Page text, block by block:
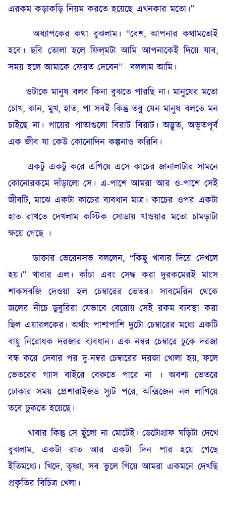
এরকম কড়াকড়ি নিয়ম করতে হয়েছে এখনকার মতো।”
অধ্যাপকের কথা বুঝলাম। “বেশ, আপনার কথামতোই
হবে। ছবি তোলা হলে ফিল্‌মটা আমি আপনাকেই দিয়ে যাব,
সময় হলে আমাকে ফেরত দেবেন”—বললাম আমি।
ওটাকে মানুষ বলব কিনা বুঝতে পারছি না। মানুষের মতো
চোখ, কান, মুখ, হাত, পা সবই কিন্তু তবু যেন মানুষ বলতে মন
চাইছে না। পায়ের পাতাগুলো বিরাট বিরাট। অদ্ভুত, অভূতপূর্ব
এক জীব যা কেউ কোনোদিন কল্পনাও করিনি।
একটু একটু করে এগিয়ে এসে কাচের জানালাটার সামনে
কোনোরকমে দাঁড়ালো সে। এ-পাশে আমরা আর ও-পাশে সেই
জীবটি, মাঝে একটা কাচের ব্যবধান মাত্র। কাচের ওপর একটা
হাত রাখতে দেখলাম কস্টিক সোডায় খাওয়ার মতো চামড়াটা
ক্ষয়ে গেছে ।
ডাক্তার ভেরেনসভ বললেন, “কিছু খাবার দিয়ে দেখলে
হয়।” খাবার এল। কাঁচা এবং সেদ্ধ করা দুরকমেরই মাংস
শাকসবজি দেওয়া হল চেম্বারের ভেতর। সাবমেরিন থেকে
জলের নীচে ডুবুরিরা যেভাবে বেরোয় সেই রকম ব্যবস্থা করা
ছিল এয়ারলকের। অর্থাং পাশাপাশি দুটো চেম্বারের মধ্যে একটি
বায়ু নিরোধক দরজার ব্যবধান। এক নম্বর চেম্বারে ঢুকে দরজা
বন্ধ করে দেবার পর দু-নম্বর চেম্বারের দরজা খোলা হয়, ফলে
ভেতরের গ্যাস বাইরে বেরুতে পারে না । অবশ্য ভেতরে
ঢোকার সময় প্রেশারাইজড স্যুট পরে, অক্সিজেন নল লাগিয়ে
তবে ঢুকতে হয়েছে।
খাবার কিন্তু সে ছুঁলো না মোটেই। ডেটোগ্রাফ ঘড়িটা দেখে
বুঝলাম, একটা রাত আর একটা দিন পার হয়ে গেছে
ইতিমধ্যে। খিদে, তৃষ্ণা, সব ভুলে গিয়ে আমরা একমনে দেখছি
প্রকৃতির বিচিত্র খেলা।